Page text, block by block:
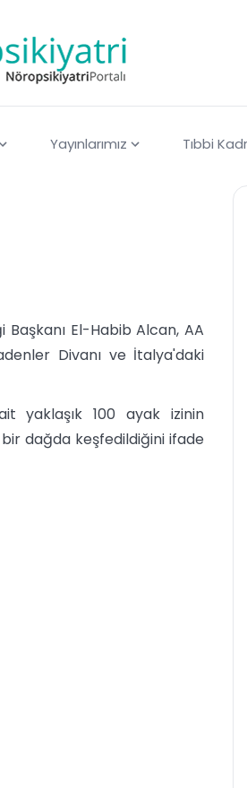
Yayınlarımız Tıbbi
El-Habib Alcan, AA
Divanı ve İtalya'daki
yaklaşık 100 ayak izinin
dağda keşfedildiğini ifade